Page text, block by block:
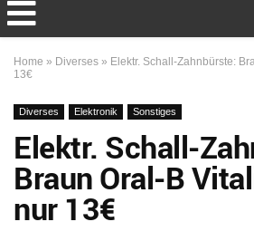
Home » Diverses » Elektr. Schall-Zahnbürste:
13€
Diverses Elektronik Sonstiges
Elektr. Schall-
Braun Oral-B
nur 13€